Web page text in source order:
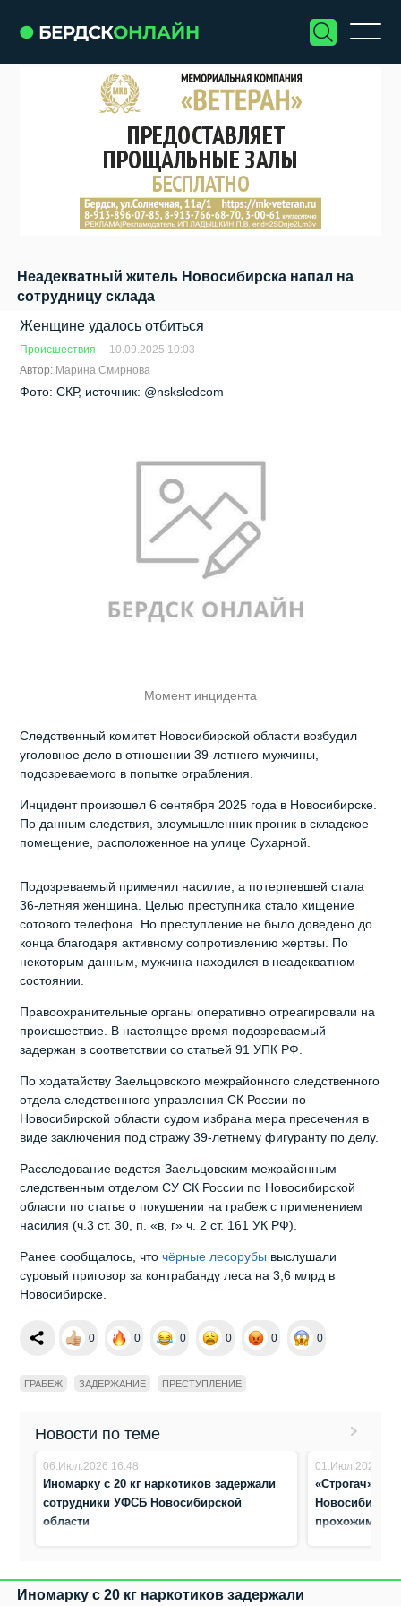
Неадекватный житель Новосибирска напал на
сотрудницу склада
Женщине удалось отбиться
Происшествия
10.09.2025 10:03
Автор: Марина Смирнова
Фото: СКР, источник: @nsksledcom
Момент инцидента
Следственный комитет Новосибирской области возбудил
уголовное дело в отношении 39-летнего мужчины,
подозреваемого в попытке ограбления.
Инцидент произошел 6 сентября 2025 года в Новосибирске.
По данным следствия, злоумышленник проник в складское
помещение, расположенное на улице Сухарной.
Подозреваемый применил насилие, а потерпевшей стала
36-летняя женщина. Целью преступника стало хищение
сотового телефона. Но преступление не было доведено до
конца благодаря активному сопротивлению жертвы. По
некоторым данным, мужчина находился в неадекватном
состоянии.
Правоохранительные органы оперативно отреагировали на
происшествие. В настоящее время подозреваемый
задержан в соответствии со статьей 91 УПК РФ.
По ходатайству Заельцовского межрайонного следственного
отдела следственного управления СК России по
Новосибирской области судом избрана мера пресечения в
виде заключения под стражу 39-летнему фигуранту по делу.
Расследование ведется Заельцовским межрайонным
следственным отделом СУ СК России по Новосибирской
области по статье о покушении на грабеж с применением
насилия (ч.3 ст. 30, п. «в, г» ч. 2 ст. 161 УК РФ).
Ранее сообщалось, чточёрные лесорубы выслушали
суровый приговор за контрабанду леса на 3,6 млрд в
Новосибирске.
0 0 0 0 0 0
ГРАБЕЖ ЗАДЕРЖАНИЕ ПРЕСТУПЛЕНИЕ
Новости по теме
06.Июл.2026 16:48
Иномарку с 20 кг наркотиков задержали
сотрудники УФСБ Новосибирской
области
01.Июл.2026
«Строгач» за
прохожим
Иномарку с 20 кг наркотиков задержали